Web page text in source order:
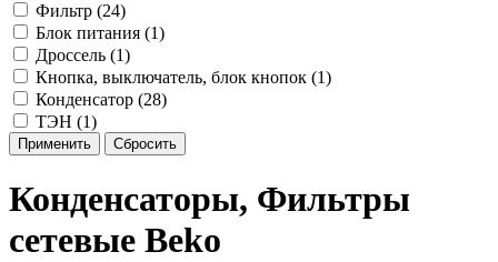
Фильтр (24)
Блок питания (1)
Дроссель (1)
Кнопка, выключатель, блок кнопок (1)
Конденсатор (28)
ТЭН (1)
Применить Сбросить
Конденсаторы, Фильтры
сетевые Beko